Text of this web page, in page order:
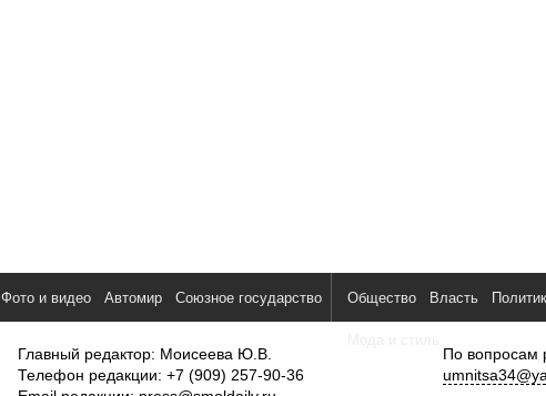
Фото и видео Автомир Союзное государство Общество Власть
Главный редактор: Моисеева Ю.В.
Телефон редакции: +7 (909) 257-90-36
По вопросам